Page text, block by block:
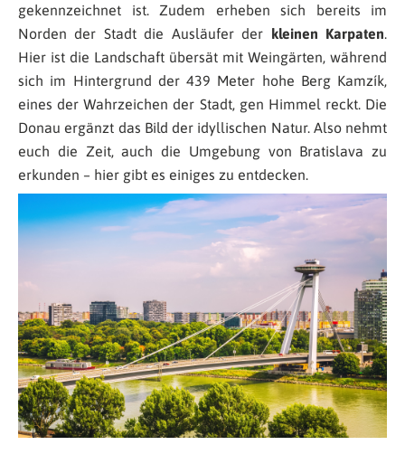
gekennzeichnet ist. Zudem erheben sich bereits im
Norden der Stadt die Ausläufer der kleinen Karpaten.
Hier ist die Landschaft übersät mit Weingärten, während
sich im Hintergrund der 439 Meter hohe Berg Kamzík,
eines der Wahrzeichen der Stadt, gen Himmel reckt. Die
Donau ergänzt das Bild der idyllischen Natur. Also nehmt
euch die Zeit, auch die Umgebung von Bratislava zu
erkunden – hier gibt es einiges zu entdecken.